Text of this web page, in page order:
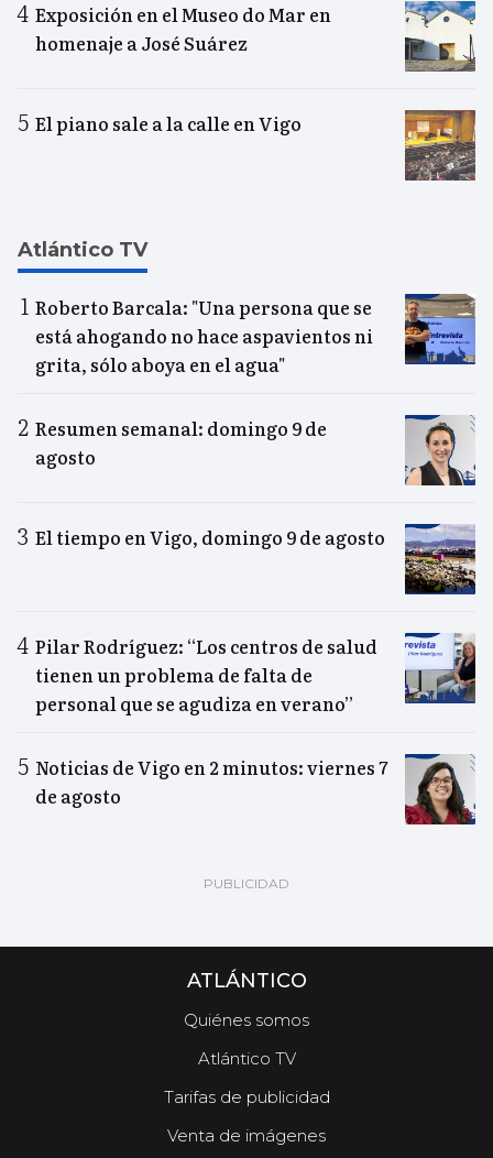
Exposición en el Museo do Mar en
homenaje a José Suárez
El piano sale a la calle en Vigo
Atlántico TV
Roberto Barcala: "Una persona que se
está ahogando no hace aspavientos ni
grita, sólo aboya en el agua"
Resumen semanal: domingo 9 de
agosto
El tiempo en Vigo, domingo 9 de agosto
Pilar Rodríguez: “Los centros de salud
tienen un problema de falta de
personal que se agudiza en verano”
Noticias de Vigo en 2 minutos: viernes 7
de agosto
ATLÁNTICO
Quiénes somos
Atlántico TV
Tarifas de publicidad
Venta de imágenes